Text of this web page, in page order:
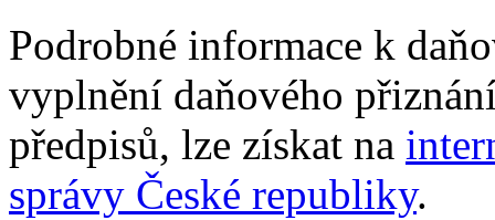
Podrobné informace k
vyplnění daňového
předpisů, lze získat na
správy České republiky.